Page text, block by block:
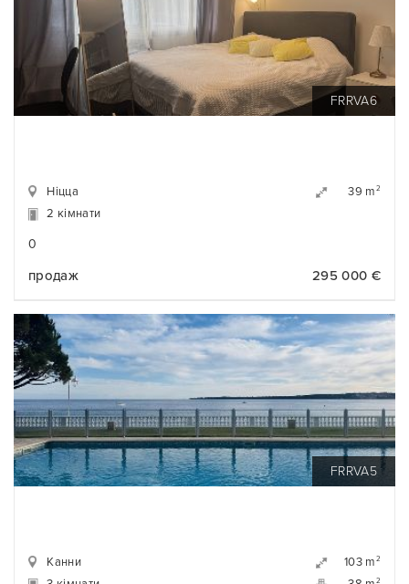
FRRVA6
Ніцца 39 m 2
2 кімнати
0
продаж 295 000 €
FRRVA5
Канни 103 m 2
2